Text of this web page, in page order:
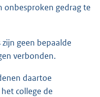
onbesproken gedrag te
geen bepaalde
verbonden.
daartoe
college de